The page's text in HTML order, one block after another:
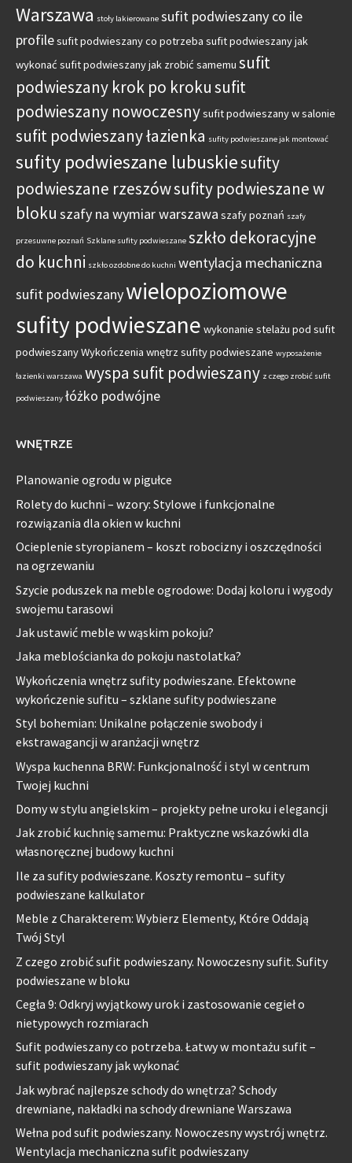
Warszawa stoły lakierowane sufit podwieszany co ile
profilesufit podwieszany co potrzeba sufit podwieszany jak
wykonać sufit podwieszany jak zrobić samemu sufit
podwieszany krok po krokusufit
podwieszany nowoczesnysufit podwieszany w salonie
sufit podwieszany łazienka sufity podwieszane jak montować
sufity podwieszane lubuskiesufity
podwieszane rzeszówsufity podwieszane w
bloku szafy na wymiar warszawa szafy poznań szafy
przesuwne poznań Szklane sufity podwieszane szkło dekoracyjne
do kuchni szkło ozdobne do kuchni wentylacja mechaniczna
sufit podwieszanywielopoziomowe
sufity podwieszane wykonanie stelażu pod sufit
podwieszanyWykończenia wnętrz sufity podwieszane wyposażenie
łazienki warszawa wyspa sufit podwieszany z czego zrobić sufit
podwieszany łóżko podwójne
WNĘTRZE
Planowanie ogrodu w pigułce
Rolety do kuchni – wzory: Stylowe i funkcjonalne
rozwiązania dla okien w kuchni
Ocieplenie styropianem – koszt robocizny i oszczędności
na ogrzewaniu
Szycie poduszek na meble ogrodowe: Dodaj koloru i wygody
swojemu tarasowi
Jak ustawić meble w wąskim pokoju?
Jaka meblościanka do pokoju nastolatka?
Wykończenia wnętrz sufity podwieszane. Efektowne
wykończenie sufitu – szklane sufity podwieszane
Styl bohemian: Unikalne połączenie swobody i
ekstrawagancji w aranżacji wnętrz
Wyspa kuchenna BRW: Funkcjonalność i styl w centrum
Twojej kuchni
Domy w stylu angielskim – projekty pełne uroku i elegancji
Jak zrobić kuchnię samemu: Praktyczne wskazówki dla
własnoręcznej budowy kuchni
Ile za sufity podwieszane. Koszty remontu – sufity
podwieszane kalkulator
Meble z Charakterem: Wybierz Elementy, Które Oddają
Twój Styl
Z czego zrobić sufit podwieszany. Nowoczesny sufit. Sufity
podwieszane w bloku
Cegła 9: Odkryj wyjątkowy urok i zastosowanie cegieł o
nietypowych rozmiarach
Sufit podwieszany co potrzeba. Łatwy w montażu sufit –
sufit podwieszany jak wykonać
Jak wybrać najlepsze schody do wnętrza? Schody
drewniane, nakładki na schody drewniane Warszawa
Wełna pod sufit podwieszany. Nowoczesny wystrój wnętrz.
Wentylacja mechaniczna sufit podwieszany